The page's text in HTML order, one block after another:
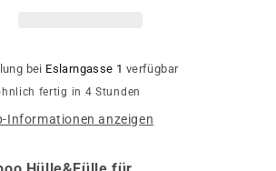
bei Eslarngasse 1 verfügbar
fertig in 4 Stunden
Informationen anzeigen